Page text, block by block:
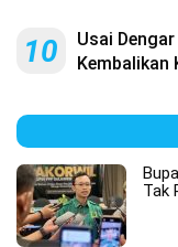
10
Usai
Kembalikan
Tak